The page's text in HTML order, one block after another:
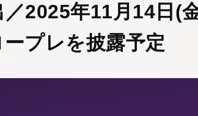
2025年11月14日(
プレを披露予定